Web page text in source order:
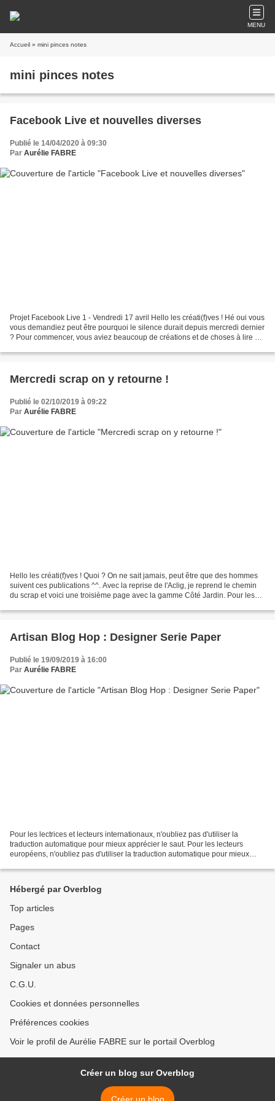
MENU
Accueil » mini pinces notes
mini pinces notes
Facebook Live et nouvelles diverses
Publié le 14/04/2020 à 09:30
Par Aurélie FABRE
Projet Facebook Live 1 - Vendredi 17 avril Hello les créati(f)ves ! Hé oui vous
vous demandiez peut être pourquoi le silence durait depuis mercredi dernier
? Pour commencer, vous aviez beaucoup de créations et de choses à lire sur
Mercredi scrap on y retourne !
Publié le 02/10/2019 à 09:22
Par Aurélie FABRE
Hello les créati(f)ves ! Quoi ? On ne sait jamais, peut être que des hommes
suivent ces publications ^^. Avec la reprise de l'Aclig, je reprend le chemin
du scrap et voici une troisième page avec la gamme Côté Jardin. Pour les
Artisan Blog Hop : Designer Serie Paper
Publié le 19/09/2019 à 16:00
Par Aurélie FABRE
Pour les lectrices et lecteurs internationaux, n'oubliez pas d'utiliser la
traduction automatique pour mieux apprécier le saut. Pour les lecteurs
européens, n'oubliez pas d'utiliser la traduction automatique pour mieux
Hébergé par Overblog
Top articles
Pages
Contact
Signaler un abus
C.G.U.
Cookies et données personnelles
Préférences cookies
Voir le profil de Aurélie FABRE sur le portail Overblog
Créer un blog sur Overblog